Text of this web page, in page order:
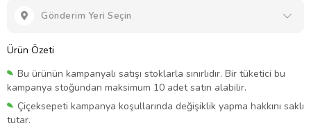
Gönderim Yeri Seçin
Ürün Özeti
Bu ürünün kampanyalı satışı stoklarla sınırlıdır. Bir tüketici bu
kampanya stoğundan maksimum 10 adet satın alabilir.
Çiçeksepeti kampanya koşullarında değişiklik yapma hakkını saklı
tutar.